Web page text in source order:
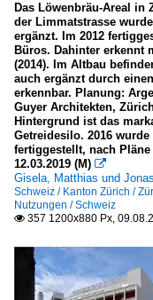
Büro- und
Deutschland
Europa
Gast-,
Deutschland
Schweiz
Hochbauten für
Hochhäuser
Das Löwenbräu-Areal in
der Limmatstrasse
ergänzt. Im 2012
Büros. Dahinter erkennt
(2014). Im Altbau
auch ergänzt durch
erkennbar. Planung:
Guyer Architekten,
Hintergrund ist das
Getreidesilo. 2016
fertiggestellt, nach
12.03.2019 (M) 
Gisela, Matthias und
Schweiz / Kanton Zürich /
Nutzungen / Schweiz
 357 1200x880 Px,